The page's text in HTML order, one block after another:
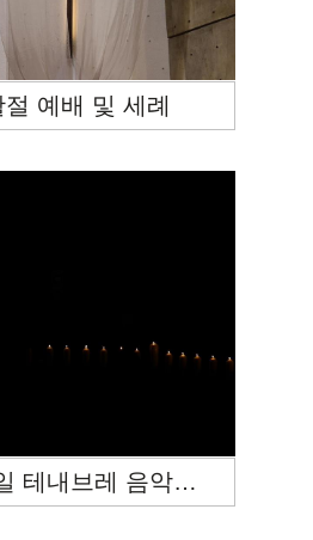
예배 및 세례
'26 성 금요일 테내브레 음악예배